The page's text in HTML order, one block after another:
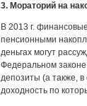
3. Мораторий на
В 2013 г.
пенсионными
деньгах могут
Федеральном законе
депозиты (а также,
доходность по